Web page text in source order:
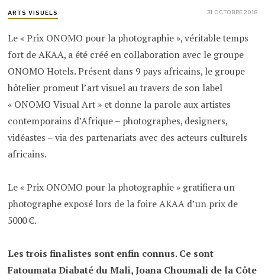
ARTS VISUELS 31 OCTOBRE 2018
Le « Prix ONOMO pour la photographie », véritable temps
fort de AKAA, a été créé en collaboration avec le groupe
ONOMO Hotels. Présent dans 9 pays africains, le groupe
hôtelier promeut l’art visuel au travers de son label
« ONOMO Visual Art » et donne la parole aux artistes
contemporains d’Afrique – photographes, designers,
vidéastes – via des partenariats avec des acteurs culturels
africains.
Le « Prix ONOMO pour la photographie » gratifiera un
photographe exposé lors de la foire AKAA d’un prix de
5000 €.
Les trois finalistes sont enfin connus. Ce sont
Fatoumata Diabaté du Mali, Joana Choumali de la Côte